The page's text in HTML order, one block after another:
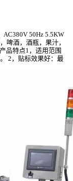
AC380V 50Hz 5.5KW
啤酒，酒瓶，果汁，
品特点1，适用范围
2，贴标效果好：最